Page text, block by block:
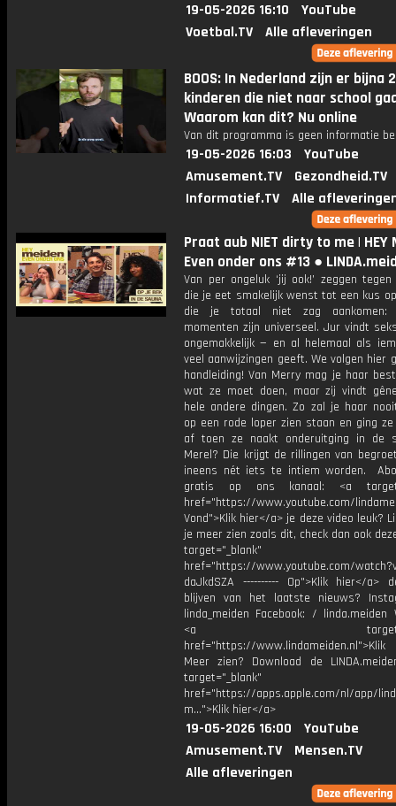
19-05-2026 16:10
YouTube
Voetbal.TV
Alle afleveringen
BOOS: In Nederland zijn er bijna
kinderen die niet naar school
Waarom kan dit? Nu online
Van dit programma is geen informatie
19-05-2026 16:03
YouTube
Amusement.TV
Gezondheid.TV
Informatief.TV
Alle
Praat aub NIET dirty to me | HEY
Even onder ons #13 ●
Van per ongeluk ‘jij ook!’ zeggen
die je eet smakelijk wenst tot een kus
die je totaal niet zag aankomen:
momenten zijn universeel. Jur vindt
ongemakkelijk — en al helemaal als
veel aanwijzingen geeft. We volgen hier
handleiding! Van Merry mag je haar
wat ze moet doen, maar zij vindt
hele andere dingen. Zo zal je haar
op een rode loper zien staan en ging
af toen ze naakt onderuitging in de
Merel? Die krijgt de rillingen van
ineens nét iets te intiem worden.
gratis op ons kanaal: <a
href="https://www.youtube.com/
Vond">Klik hier</a> je deze video leuk?
je meer zien zoals dit, check dan ook
target="_blank"
href="https://www.youtube.com/
daJkdSZA ---------- Op">Klik hier</a>
blijven van het laatste nieuws?
linda_meiden Facebook: / linda.meiden
<a
href="https://
Meer zien? Download de
target="_blank"
href="https://apps.apple.com/nl/app/
m...">Klik hier</a>
19-05-2026 16:00
YouTube
Amusement.TV
Mensen.TV
Alle afleveringen